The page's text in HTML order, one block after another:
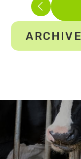
ARCHIVE